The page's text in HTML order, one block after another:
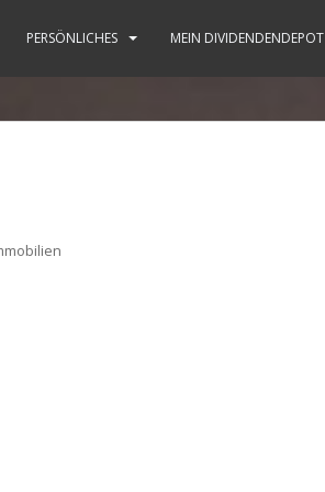
PERSÖNLICHES MEIN DIVIDENDENDEPOT